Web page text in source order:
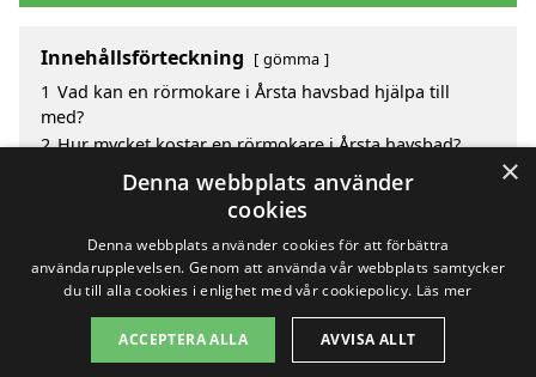
Innehållsförteckning gömma
1 Vad kan en rörmokare i Årsta havsbad hjälpa till
med?
2 Hur mycket kostar en rörmokare i Årsta havsbad?
Fördelar med att välja rörmokare i Årsta havsbad
Sök efter en skicklig rörmokare i de omgivande
städerna Årsta havsbad
Copyright 2026 - Pilanto Aps
×
Denna webbplats använder
cookies
Denna webbplats använder cookies för att förbättra
användarupplevelsen. Genom att använda vår webbplats samtycker
du till alla cookies i enlighet med vår cookiepolicy. Läs mer
ACCEPTERA ALLA AVVISA ALLT